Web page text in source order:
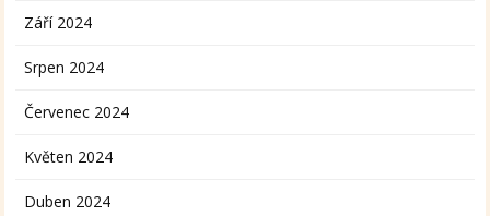
Září 2024
Srpen 2024
Červenec 2024
Květen 2024
Duben 2024